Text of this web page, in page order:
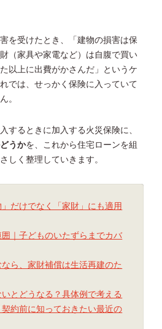
を受けたとき、「建物の損害は保
（家具や家電など）は自腹で買い
以上に出費がかさんだ」というケ
では、せっかく保険に入っていて
。
するときに加入する火災保険に、
うかを、これから住宅ローンを組
しく整理していきます。
だけでなく「家財」にも適用
｜子どものいたずらまでカバ
ら、家財補償は生活再建のた
とどうなる？具体例で考える
約前に知っておきたい最近の